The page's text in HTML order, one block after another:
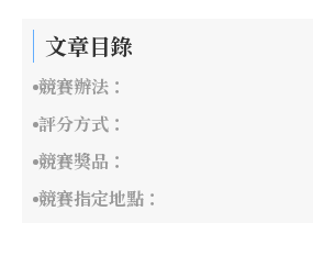
文章目錄
競賽辦法：
評分方式：
競賽獎品：
競賽指定地點：